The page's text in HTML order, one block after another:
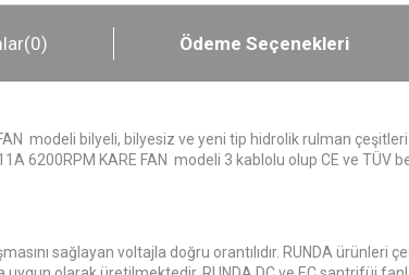
(0) Ödeme Seçenekleri
modeli bilyeli, bilyesiz ve yeni tip hidrolik rulman
6200RPM KARE FAN modeli 3 kablolu olup CE ve TÜV
sağlayan voltajla doğru orantılıdır. RUNDA